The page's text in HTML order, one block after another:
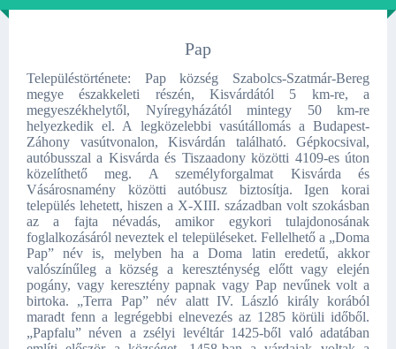
Pap
Településtörténete: Pap község Szabolcs-Szatmár-Bereg
megye északkeleti részén, Kisvárdától 5 km-re, a
megyeszékhelytől, Nyíregyházától mintegy 50 km-re
helyezkedik el. A legközelebbi vasútállomás a Budapest-
Záhony vasútvonalon, Kisvárdán található. Gépkocsival,
autóbusszal a Kisvárda és Tiszaadony közötti 4109-es úton
közelíthető meg. A személyforgalmat Kisvárda és
Vásárosnamény közötti autóbusz biztosítja. Igen korai
település lehetett, hiszen a X-XIII. században volt szokásban
az a fajta névadás, amikor egykori tulajdonosának
foglalkozásáról neveztek el településeket. Fellelhető a „Doma
Pap” név is, melyben ha a Doma latin eredetű, akkor
valószínűleg a község a kereszténység előtt vagy elején
pogány, vagy keresztény papnak vagy Pap nevűnek volt a
birtoka. „Terra Pap” név alatt IV. László király korából
maradt fenn a legrégebbi elnevezés az 1285 körüli időből.
„Papfalu” néven a zsélyi levéltár 1425-ből való adatában